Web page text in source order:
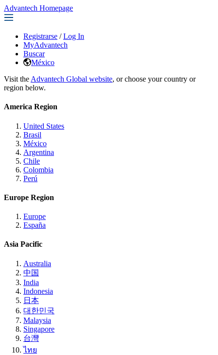
Advantech Homepage
Registrarse / Log In
MyAdvantech
Buscar
México
Visit the Advantech Global website, or choose your country or
region below.
America Region
United States
Brasil
México
Argentina
Chile
Colombia
Perú
Europe Region
Europe
España
Asia Pacific
Australia
中国
India
Indonesia
日本
대한민국
Malaysia
Singapore
台灣
ไทย